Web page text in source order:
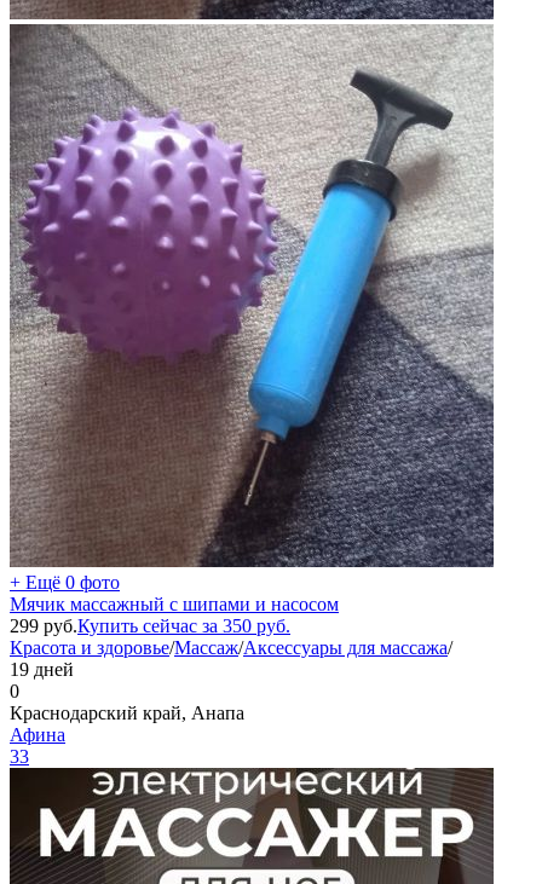
+ Ещё 0 фото
Мячик массажный с шипами и насосом
299 руб.Купить сейчас за 350 руб.
Красота и здоровье/Массаж/Аксессуары для массажа/
19 дней
0
Краснодарский край, Анапа
Афина
33